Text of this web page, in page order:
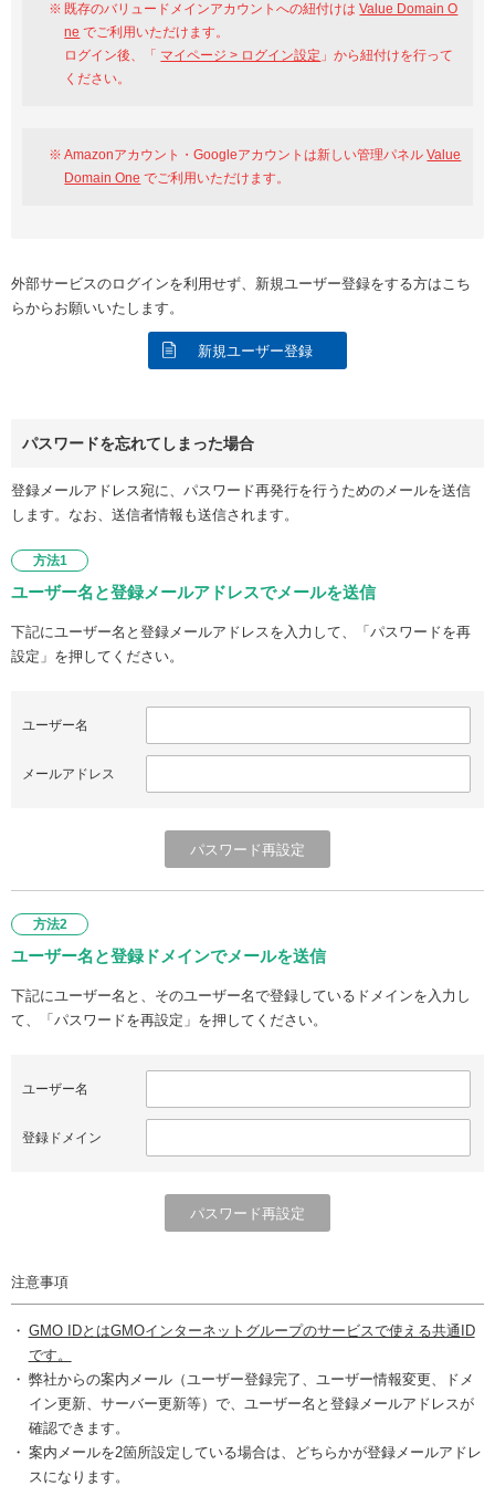
既存のバリュードメインアカウントへの紐付けはValue Domain O
ne でご利用いただけます。
ログイン後、「 マイページ > ログイン設定 」から紐付けを行って
ください。
Amazonアカウント・Googleアカウントは新しい管理パネルValue
Domain One でご利用いただけます。
外部サービスのログインを利用せず、新規ユーザー登録をする方はこち
らからお願いいたします。
新規ユーザー登録
パスワードを忘れてしまった場合
登録メールアドレス宛に、パスワード再発行を行うためのメールを送信
します。なお、送信者情報も送信されます。
方法1
ユーザー名と登録メールアドレスでメールを送信
下記にユーザー名と登録メールアドレスを入力して、「パスワードを再
設定」を押してください。
ユーザー名
メールアドレス
方法2
ユーザー名と登録ドメインでメールを送信
下記にユーザー名と、そのユーザー名で登録しているドメインを入力し
て、「パスワードを再設定」を押してください。
ユーザー名
登録ドメイン
注意事項
GMO IDとはGMOインターネットグループのサービスで使える共通ID
です。
弊社からの案内メール（ユーザー登録完了、ユーザー情報変更、ドメ
イン更新、サーバー更新等）で、ユーザー名と登録メールアドレスが
確認できます。
案内メールを2箇所設定している場合は、どちらかが登録メールアドレ
スになります。